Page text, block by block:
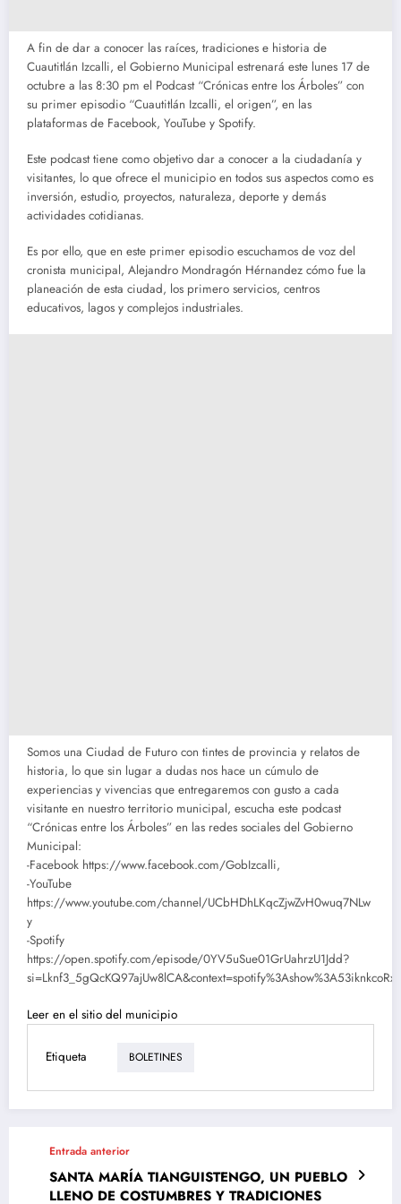
A fin de dar a conocer las raíces, tradiciones e historia de
Cuautitlán Izcalli, el Gobierno Municipal estrenará este lunes 17 de
octubre a las 8:30 pm el Podcast “Crónicas entre los Árboles” con
su primer episodio “Cuautitlán Izcalli, el origen”, en las
plataformas de Facebook, YouTube y Spotify.
Este podcast tiene como objetivo dar a conocer a la ciudadanía y
visitantes, lo que ofrece el municipio en todos sus aspectos como es
inversión, estudio, proyectos, naturaleza, deporte y demás
actividades cotidianas.
Es por ello, que en este primer episodio escuchamos de voz del
cronista municipal, Alejandro Mondragón Hérnandez cómo fue la
planeación de esta ciudad, los primero servicios, centros
educativos, lagos y complejos industriales.
Somos una Ciudad de Futuro con tintes de provincia y relatos de
historia, lo que sin lugar a dudas nos hace un cúmulo de
experiencias y vivencias que entregaremos con gusto a cada
visitante en nuestro territorio municipal, escucha este podcast
“Crónicas entre los Árboles” en las redes sociales del Gobierno
Municipal:
-Facebook https://www.facebook.com/GobIzcalli,
-YouTube
https://www.youtube.com/channel/UCbHDhLKqcZjwZvH0wuq7NLw
y
-Spotify
https://open.spotify.com/episode/0YV5uSue01GrUahrzU1Jdd?
Leer en el sitio del municipio
Etiqueta BOLETINES
Entrada anterior
SANTA MARÍA TIANGUISTENGO, UN PUEBLO
LLENO DE COSTUMBRES Y TRADICIONES